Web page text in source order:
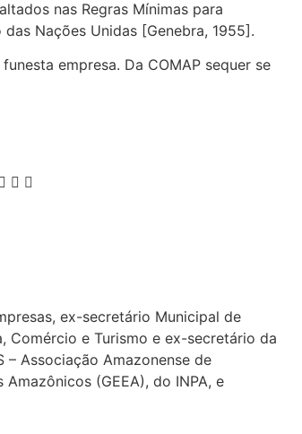
nas Regras Mínimas para
Nações Unidas [Genebra, 1955].
empresa. Da COMAP sequer se
ex-secretário Municipal de
Comércio e Turismo e ex-secretário da
– Associação Amazonense de
(GEEA), do INPA, e